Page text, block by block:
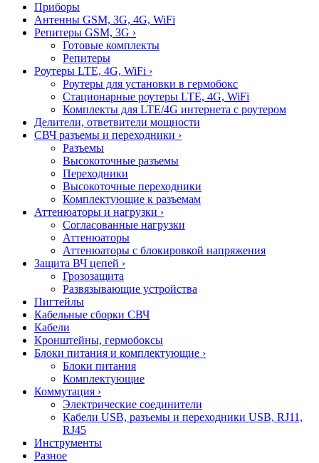
Приборы
Антенны GSM, 3G, 4G, WiFi
Репитеры GSM, 3G ›
Готовые комплекты
Репитеры
Роутеры LTE, 4G, WiFi ›
Роутеры для установки в гермобокс
Стационарные роутеры LTE, 4G, WiFi
Комплекты для LTE/4G интернета с роутером
Делители, ответвители мощности
СВЧ разъемы и переходники ›
Разъемы
Высокоточные разъемы
Переходники
Высокоточные переходники
Комплектующие к разъемам
Аттенюаторы и нагрузки ›
Согласованные нагрузки
Аттенюаторы
Аттенюаторы с блокировкой напряжения
Защита ВЧ цепей ›
Грозозащита
Развязывающие устройства
Пигтейлы
Кабельные сборки СВЧ
Кабели
Кронштейны, гермобоксы
Блоки питания и комплектующие ›
Блоки питания
Комплектующие
Коммутация ›
Электрические соединители
Кабели USB, разъемы и переходники USB, RJ11,
RJ45
Инструменты
Разное